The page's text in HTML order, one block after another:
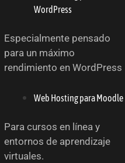
WordPress
Especialmente pensado
para un máximo
rendimiento en WordPress
Web Hosting para Moodle
Para cursos en línea y
entornos de aprendizaje
virtuales.